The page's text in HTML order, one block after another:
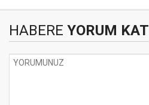
HABERE YORUM KAT